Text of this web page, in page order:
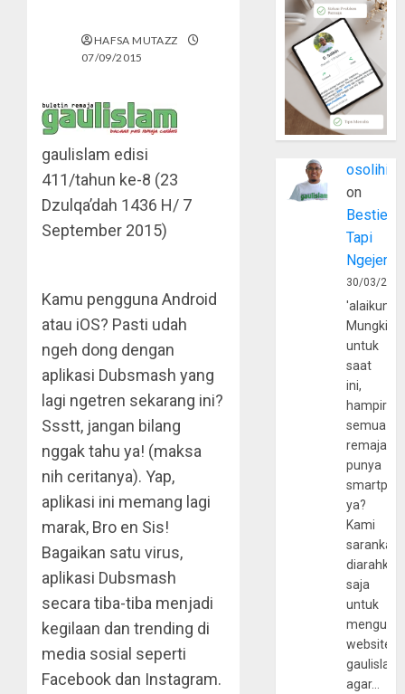
HAFSA MUTAZZ
07/09/2015
gaulislam edisi
411/tahun ke-8 (23
Dzulqa’dah 1436 H/ 7
September 2015)
Kamu pengguna Android
atau iOS? Pasti udah
ngeh dong dengan
aplikasi Dubsmash yang
lagi ngetren sekarang ini?
Ssstt, jangan bilang
nggak tahu ya! (maksa
nih ceritanya). Yap,
aplikasi ini memang lagi
marak, Bro en Sis!
Bagaikan satu virus,
aplikasi Dubsmash
secara tiba-tiba menjadi
kegilaan dan trending di
media sosial seperti
Facebook dan Instagram.
osolihin
on
Bestie
Tapi
30/03/
Mungkin
untuk
saat
ini,
hampir
semua
remaja
punya
ya?
Kami
sarankan,
diarahkan
saja
untuk
website
agar…